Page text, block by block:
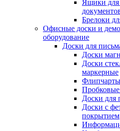
Ящики для
Брелоки
Офисные доски и
оборудование
Доски для
Доски
Доски
маркерные
Флипчарты
Доски для
Доски с
покрытием